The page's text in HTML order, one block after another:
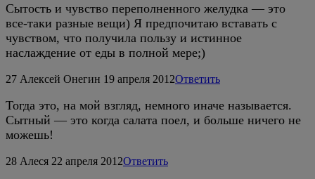
Сытость и чувство переполненного желудка — это
все-таки разные вещи) Я предпочитаю вставать с
чувством, что получила пользу и истинное
наслаждение от еды в полной мере;)
27 Алексей Онегин 19 апреля 2012Ответить
Тогда это, на мой взгляд, немного иначе называется.
Сытный — это когда салата поел, и больше ничего не
можешь!
28 Алеся 22 апреля 2012Ответить